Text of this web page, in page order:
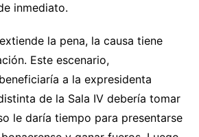
inmediato.
la pena, la causa tiene
Este escenario,
a la expresidenta
de la Sala IV debería tomar
le daría tiempo para presentarse